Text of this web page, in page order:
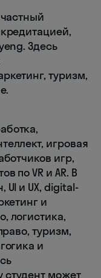
Здесь
туризм,
игровая
игр,
по VR и AR. В
и UX, digital-
и
логистика,
туризм,
и
может